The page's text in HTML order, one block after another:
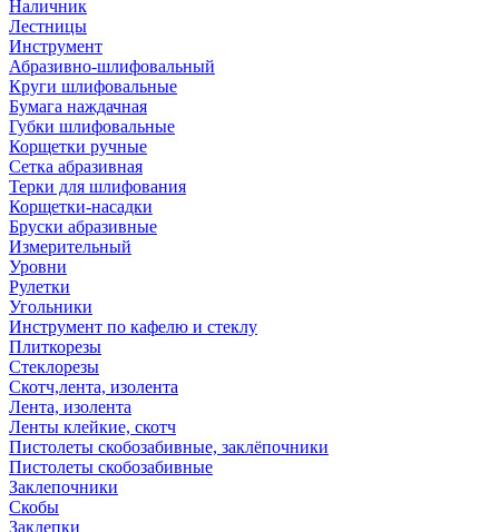
Наличник
Лестницы
Инструмент
Абразивно-шлифовальный
Круги шлифовальные
Бумага наждачная
Губки шлифовальные
Корщетки ручные
Сетка абразивная
Терки для шлифования
Корщетки-насадки
Бруски абразивные
Измерительный
Уровни
Рулетки
Угольники
Инструмент по кафелю и стеклу
Плиткорезы
Стеклорезы
Скотч,лента, изолента
Лента, изолента
Ленты клейкие, скотч
Пистолеты скобозабивные, заклёпочники
Пистолеты скобозабивные
Заклепочники
Скобы
Заклепки